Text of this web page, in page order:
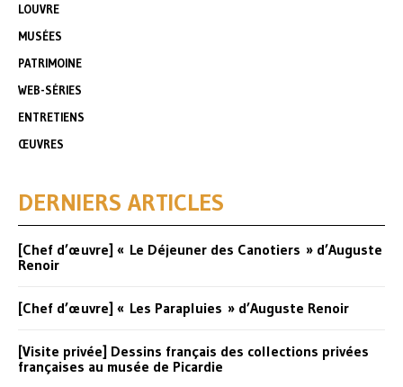
LOUVRE
MUSÉES
PATRIMOINE
WEB-SÉRIES
ENTRETIENS
ŒUVRES
DERNIERS ARTICLES
[Chef d’œuvre] « Le Déjeuner des Canotiers » d’Auguste
Renoir
[Chef d’œuvre] « Les Parapluies » d’Auguste Renoir
[Visite privée] Dessins français des collections privées
françaises au musée de Picardie